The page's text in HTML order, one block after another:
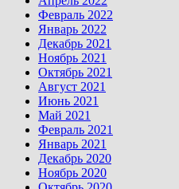
Февраль 2022
Январь 2022
Декабрь 2021
Ноябрь 2021
Октябрь 2021
Август 2021
Июнь 2021
Май 2021
Февраль 2021
Январь 2021
Декабрь 2020
Ноябрь 2020